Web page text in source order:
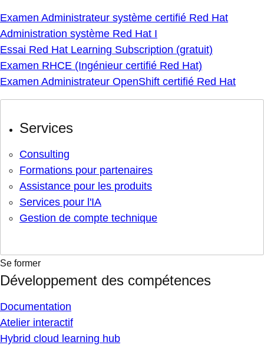
Examen Administrateur système certifié Red Hat
Administration système Red Hat I
Essai Red Hat Learning Subscription (gratuit)
Examen RHCE (Ingénieur certifié Red Hat)
Examen Administrateur OpenShift certifié Red Hat
Services
Consulting
Formations pour partenaires
Assistance pour les produits
Services pour l'IA
Gestion de compte technique
Se former
Développement des compétences
Documentation
Atelier interactif
Hybrid cloud learning hub